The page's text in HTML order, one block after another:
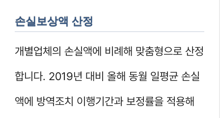
손실보상액 산정
개별업체의 손실액에 비례해 맞춤형으로 산정
합니다. 2019년 대비 올해 동월 일평균 손실
액에 방역조치 이행기간과 보정률을 적용해